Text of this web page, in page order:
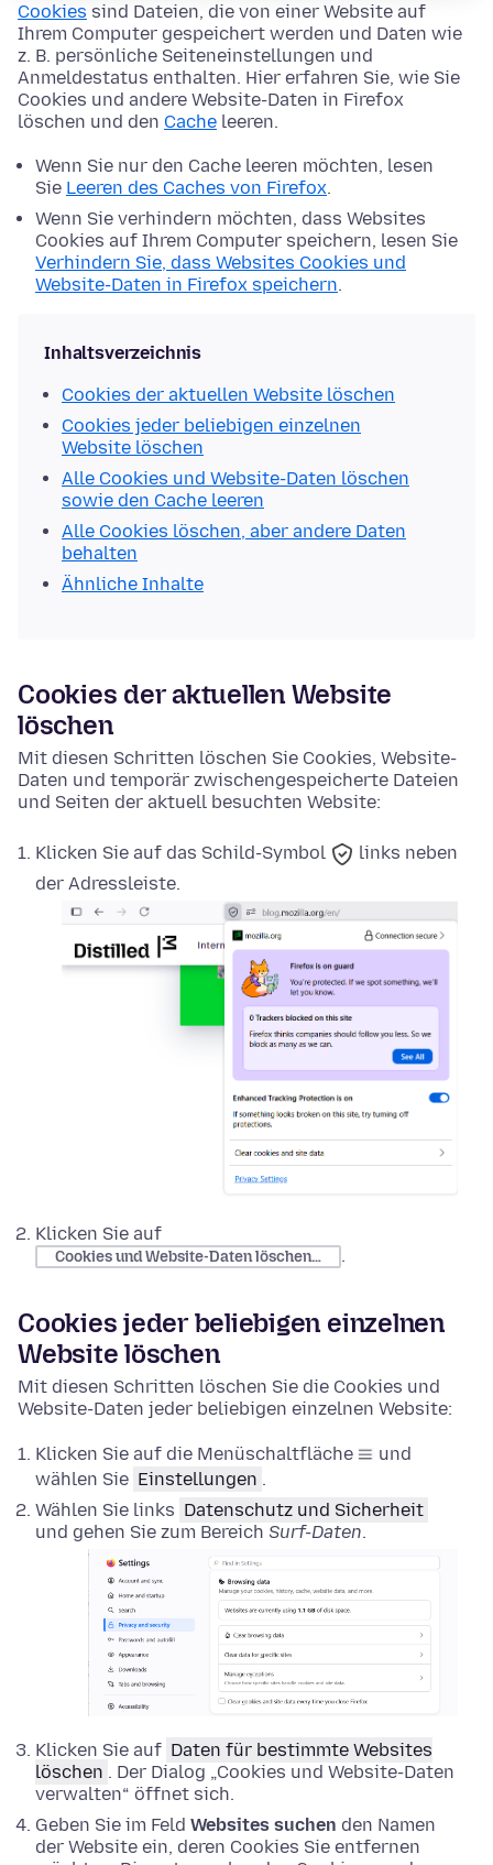
Cookies sind Dateien, die von einer Website auf
Ihrem Computer gespeichert werden und Daten wie
z. B. persönliche Seiteneinstellungen und
Anmeldestatus enthalten. Hier erfahren Sie, wie Sie
Cookies und andere Website-Daten in Firefox
löschen und den Cache leeren.
Wenn Sie nur den Cache leeren möchten, lesen
Sie Leeren des Caches von Firefox.
Wenn Sie verhindern möchten, dass Websites
Cookies auf Ihrem Computer speichern, lesen Sie
Verhindern Sie, dass Websites Cookies und
Website-Daten in Firefox speichern.
Inhaltsverzeichnis
Cookies der aktuellen Website löschen
Cookies jeder beliebigen einzelnen
Website löschen
Alle Cookies und Website-Daten löschen
sowie den Cache leeren
Alle Cookies löschen, aber andere Daten
behalten
Ähnliche Inhalte
Cookies der aktuellen Website
löschen
Mit diesen Schritten löschen Sie Cookies, Website-
Daten und temporär zwischengespeicherte Dateien
und Seiten der aktuell besuchten Website:
Klicken Sie auf das Schild-Symbol
links neben
der Adressleiste.
Klicken Sie auf
Cookies und Website-Daten löschen… .
Cookies jeder beliebigen einzelnen
Website löschen
Mit diesen Schritten löschen Sie die Cookies und
Website-Daten jeder beliebigen einzelnen Website:
Klicken Sie auf die Menüschaltfläche
und
wählen Sie Einstellungen .
Wählen Sie links Datenschutz und Sicherheit
und gehen Sie zum Bereich Surf-Daten.
Klicken Sie auf Daten für bestimmte Websites
löschen . Der Dialog „Cookies und Website-Daten
verwalten“ öffnet sich.
Geben Sie im Feld Websites suchen den Namen
der Website ein, deren Cookies Sie entfernen